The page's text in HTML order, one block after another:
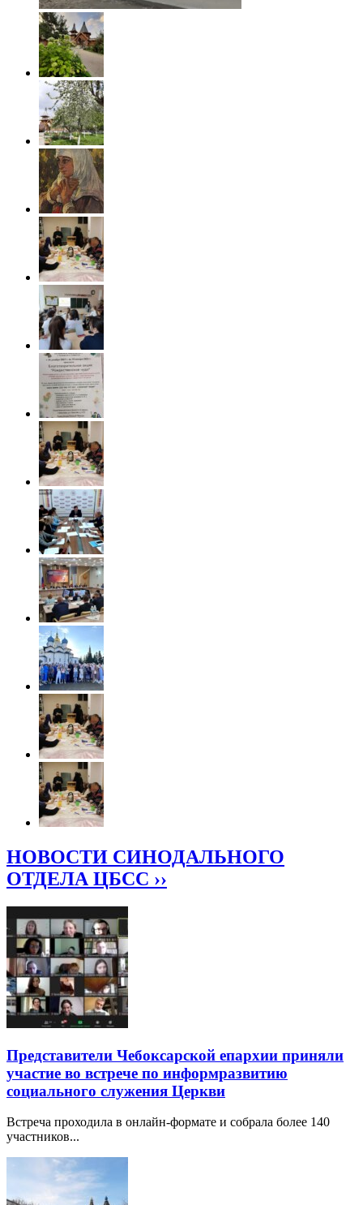
НОВОСТИ СИНОДАЛЬНОГО
ОТДЕЛА ЦБСС ››
Представители Чебоксарской епархии приняли
участие во встрече по информразвитию
социального служения Церкви
Встреча проходила в онлайн-формате и собрала более 140
участников...